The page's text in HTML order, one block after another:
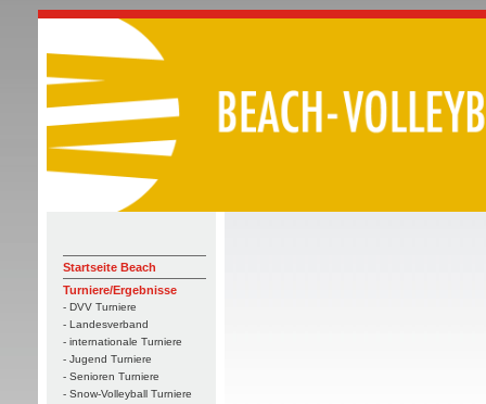
Startseite Beach
Turniere/Ergebnisse
- DVV Turniere
- Landesverband
- internationale Turniere
- Jugend Turniere
- Senioren Turniere
- Snow-Volleyball Turniere